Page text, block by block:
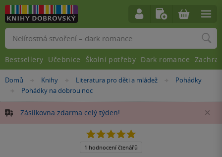
Nacházíte
Domů »Knihy »Literatura pro děti a mládež »Pohádky
»Pohádky na dobrou noc
Zásilkovna zdarma celý týden!
5.0
5
1 hodnocení čtenářů
Vyhledávání
Bestsellery Učebnice Školní potřeby Dark romance